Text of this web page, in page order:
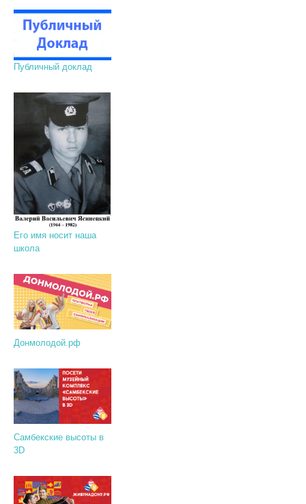
Публичный доклад
Его имя носит наша
школа
Донмолодой.рф
Самбекские высоты в
3D